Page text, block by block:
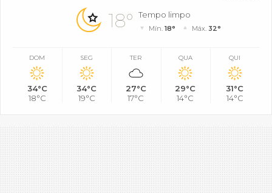
18° Tempo limpo
Mín.18° Máx. 32°
DOM
34°C
18°C
SEG
34°C
19°C
TER
27°C
17°C
QUA
29°C
14°C
QUI
31°C
14°C